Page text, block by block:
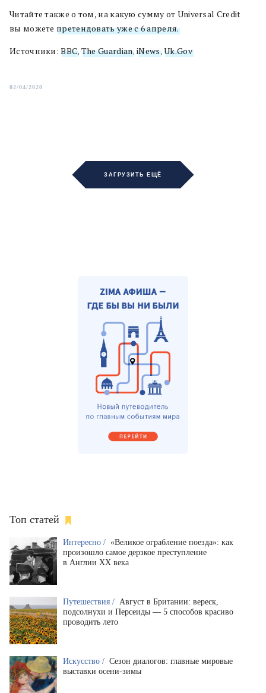
Читайте также о том, на какую сумму от Universal Сredit
вы можете претендовать уже с 6 апреля.
Источники:BBC, The Guardian,iNews,Uk.Gov
02/04/2020
ЗАГРУЗИТЬ ЕЩЁ
Топ статей
Интересно / «Великое ограбление поезда»: как
произошло самое дерзкое преступление
в Англии XX века
Путешествия / Август в Британии: вереск,
подсолнухи и Персеиды — 5 способов красиво
проводить лето
Искусство / Сезон диалогов: главные мировые
выставки осени-зимы